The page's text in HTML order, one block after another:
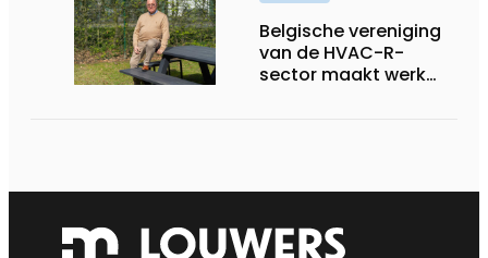
Belgische vereniging
van de HVAC-R-
sector maakt werk